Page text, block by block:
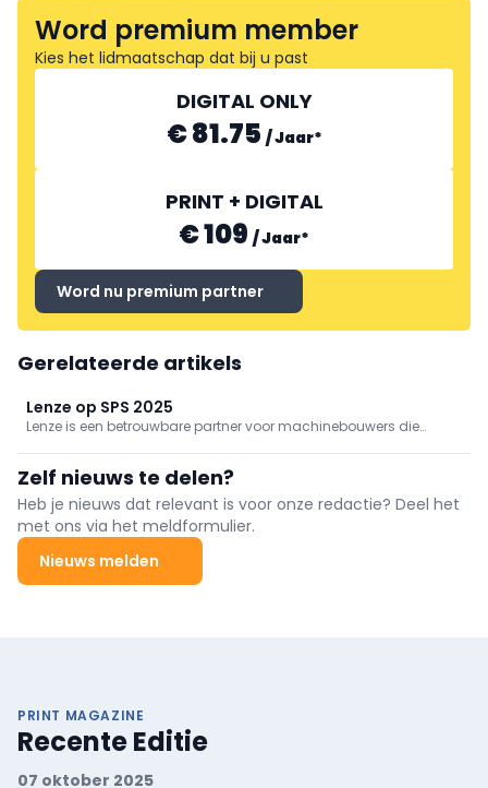
Word premium member
Kies het lidmaatschap dat bij u past
DIGITAL ONLY
€ 81.75 /Jaar*
PRINT + DIGITAL
€ 109 /Jaar*
Word nu premium partner
Gerelateerde artikels
Lenze op SPS 2025
Lenze is een betrouwbare partner voor machinebouwers die
maken ze efficiënte productie van kleine series mogelijk. Hierdoor
kunnen machinebouwers sneller inspelen op de veranderende
marktvraag en competitief blijven in de industrie. Lenze biedt
oplossingen die zorgen voor een efficiëntere en flexibelere
productie, waardoor klanten kunnen blijven groeien en succesvol
opereren in een dynamische marktomgeving.
Zelf nieuws te delen?
Heb je nieuws dat relevant is voor onze redactie? Deel het
met ons via het meldformulier.
Nieuws melden
PRINT MAGAZINE
Recente Editie
07 oktober 2025